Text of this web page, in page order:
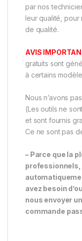
par nos
leur qualité,
de qualité.
AVIS
gratuits sont
à certains
Nous n’avons
(Les outils ne
et sont fournis
Ce ne sont pas
– Parce que la
professionnels,
avez besoin
nous envoyer
commande